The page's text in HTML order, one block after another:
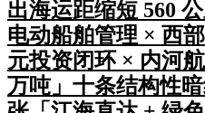
出海运距缩短 560
电动船舶管理 × 西
元投资闭环 × 内河
万吨」十条结构性